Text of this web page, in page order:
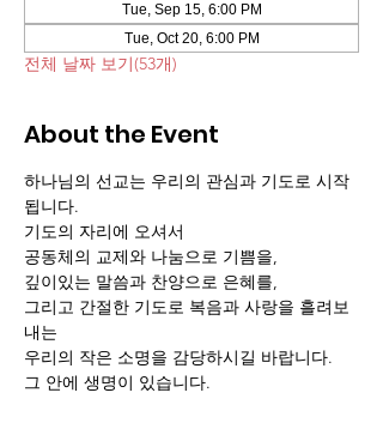
Tue, Sep 15, 6:00 PM
Tue, Oct 20, 6:00 PM
전체 날짜 보기(53개)
About the Event
하나님의 선교는 우리의 관심과 기도로 시작
됩니다.
기도의 자리에 오셔서
공동체의 교제와 나눔으로 기쁨을,
깊이있는 말씀과 찬양으로 은혜를,
그리고 간절한 기도로 복음과 사랑을 흘려보
내는
우리의 작은 소명을 감당하시길 바랍니다.
그 안에 생명이 있습니다.